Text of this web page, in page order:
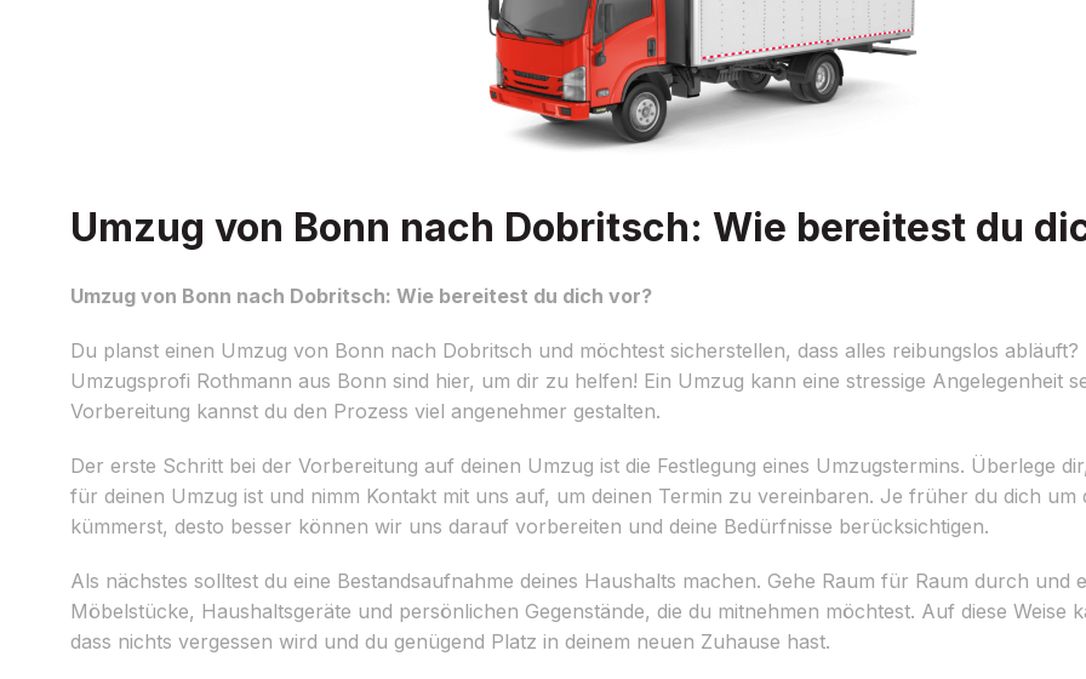
Umzug von Bonn nach Dobritsch: Wie bereitest du
Umzug von Bonn nach Dobritsch: Wie bereitest du dich vor?
Du planst einen Umzug von Bonn nach Dobritsch und möchtest sicherstellen, dass alles reibungslos
Umzugsprofi Rothmann aus Bonn sind hier, um dir zu helfen! Ein Umzug kann eine stressige Angelegenheit
Vorbereitung kannst du den Prozess viel angenehmer gestalten.
Der erste Schritt bei der Vorbereitung auf deinen Umzug ist die Festlegung eines Umzugstermins. Überlege
für deinen Umzug ist und nimm Kontakt mit uns auf, um deinen Termin zu vereinbaren. Je früher du dich um
kümmerst, desto besser können wir uns darauf vorbereiten und deine Bedürfnisse berücksichtigen.
Als nächstes solltest du eine Bestandsaufnahme deines Haushalts machen. Gehe Raum für Raum durch und
Möbelstücke, Haushaltsgeräte und persönlichen Gegenstände, die du mitnehmen möchtest. Auf diese Weise
dass nichts vergessen wird und du genügend Platz in deinem neuen Zuhause hast.